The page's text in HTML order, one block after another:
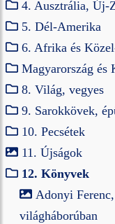
4. Ausztrália, Új-
5. Dél-Amerika
6. Afrika és
Magyarország és
8. Világ, vegyes
9. Sarokkövek,
10. Pecsétek
11. Újságok
12. Könyvek
Adonyi
világháborúban